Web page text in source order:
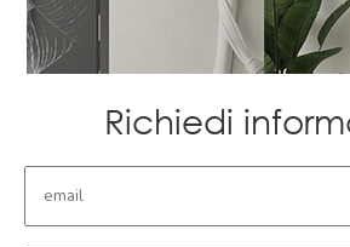
Richiedi